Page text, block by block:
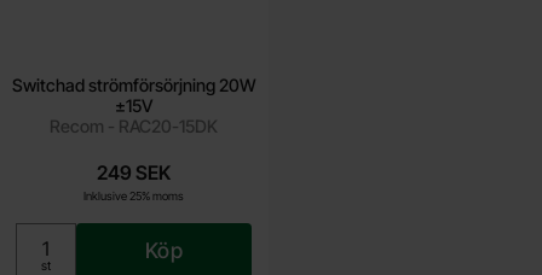
Switchad strömförsörjning 20W
±15V
Recom - RAC20-15DK
249 SEK
Inklusive 25% moms
Enhet:
st
Köp